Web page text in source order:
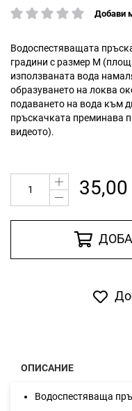
рейтинг:
Добави
Водоспестяващата
градини с размер М (площ
използваната вода
образуването на локва
подаването на вода към
пръскачката преминава
видеото).
началото
на
със
снимки
ОПИСАНИЕ
Водоспестяваща